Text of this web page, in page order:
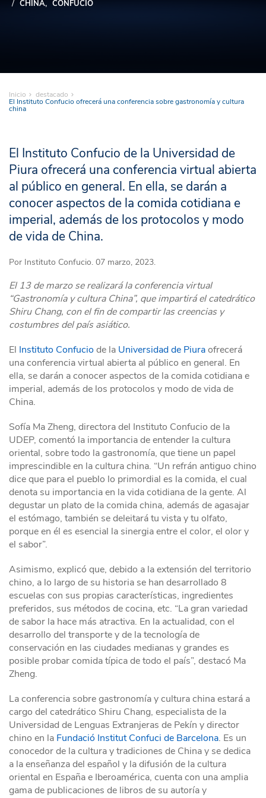
CHINA CONFUCIO
Inicio destacado
El Instituto Confucio ofrecerá una conferencia sobre gastronomía y cultura
china
El Instituto Confucio de la Universidad de
Piura ofrecerá una conferencia virtual abierta
al público en general. En ella, se darán a
conocer aspectos de la comida cotidiana e
imperial, además de los protocolos y modo
de vida de China.
Por Instituto Confucio. 07 marzo, 2023.
El 13 de marzo se realizará la conferencia virtual
“Gastronomía y cultura China”, que impartirá el catedrático
Shiru Chang, con el fin de compartir las creencias y
costumbres del país asiático.
El Instituto Confucio de la Universidad de Piuraofrecerá
una conferencia virtual abierta al público en general. En
ella, se darán a conocer aspectos de la comida cotidiana e
imperial, además de los protocolos y modo de vida de
China.
Sofía Ma Zheng, directora del Instituto Confucio de la
UDEP, comentó la importancia de entender la cultura
oriental, sobre todo la gastronomía, que tiene un papel
imprescindible en la cultura china. “Un refrán antiguo chino
dice que para el pueblo lo primordial es la comida, el cual
denota su importancia en la vida cotidiana de la gente. Al
degustar un plato de la comida china, además de agasajar
el estómago, también se deleitará tu vista y tu olfato,
porque en él es esencial la sinergia entre el color, el olor y
el sabor”.
Asimismo, explicó que, debido a la extensión del territorio
chino, a lo largo de su historia se han desarrollado 8
escuelas con sus propias características, ingredientes
preferidos, sus métodos de cocina, etc. “La gran variedad
de sabor la hace más atractiva. En la actualidad, con el
desarrollo del transporte y de la tecnología de
conservación en las ciudades medianas y grandes es
posible probar comida típica de todo el país”, destacó Ma
Zheng.
La conferencia sobre gastronomía y cultura china estará a
cargo del catedrático Shiru Chang, especialista de la
Universidad de Lenguas Extranjeras de Pekín y director
chino en la Fundació Institut Confuci de Barcelona. Es un
conocedor de la cultura y tradiciones de China y se dedica
a la enseñanza del español y la difusión de la cultura
oriental en España e Iberoamérica, cuenta con una amplia
gama de publicaciones de libros de su autoría y